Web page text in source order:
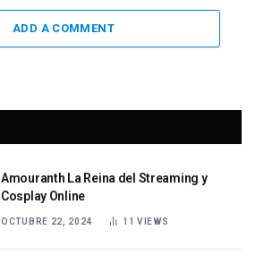
ADD A COMMENT
Amouranth La Reina del Streaming y
Cosplay Online
OCTUBRE 22, 2024 11VIEWS